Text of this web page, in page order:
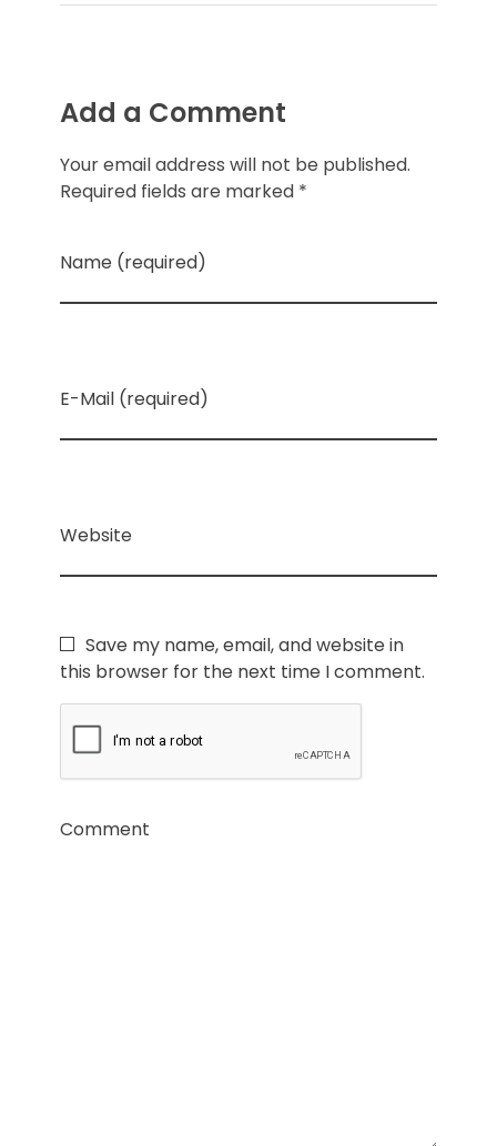
Add a Comment
Your email address will not be published.
Required fields are marked *
Name (required)
E-Mail (required)
Website
Save my name, email, and website in
this browser for the next time I comment.
Comment